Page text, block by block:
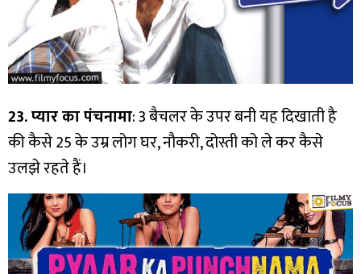
23. प्यार का पंचनामा: 3 बैचलर के उपर बनी यह दिखाती है
की कैसे 25 के उम्र लोग घर, नौकरी, दोस्ती को ले कर कैसे
उलझे रहते हैं।